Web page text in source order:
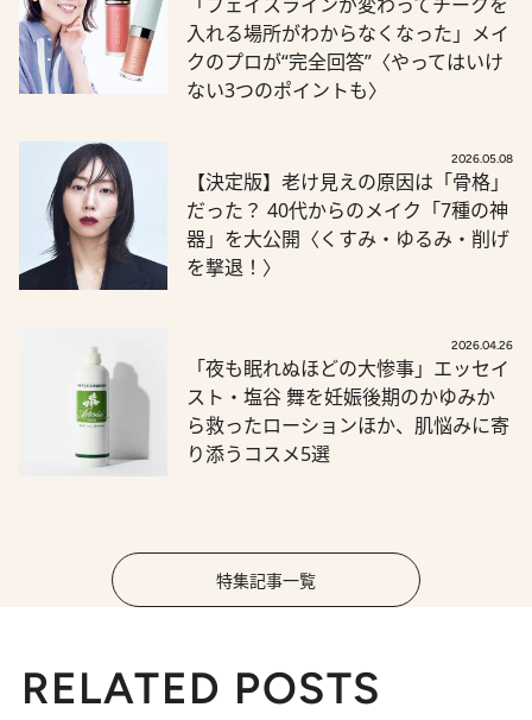
入れる場所がわからなくなった」メイ
クのプロが“完全回答”〈やってはいけ
ない3つのポイントも〉
2026.05.08
【決定版】老け見えの原因は「骨格」
だった？ 40代からのメイク「7種の神
器」を大公開〈くすみ・ゆるみ・削げ
を撃退！〉
2026.04.26
「夜も眠れぬほどの大惨事」エッセイ
スト・塩谷 舞を妊娠後期のかゆみか
ら救ったローションほか、肌悩みに寄
り添うコスメ5選
特集記事一覧
RELATED POSTS